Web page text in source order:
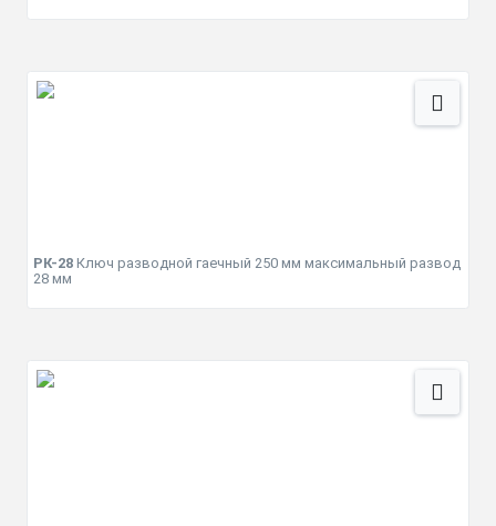
РК-28Ключ разводной гаечный 250 мм максимальный развод
28 мм